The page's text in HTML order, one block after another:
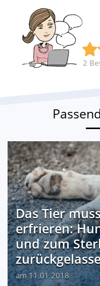
2
Das Tier
erfrieren:
und zum
am 11.01.2018